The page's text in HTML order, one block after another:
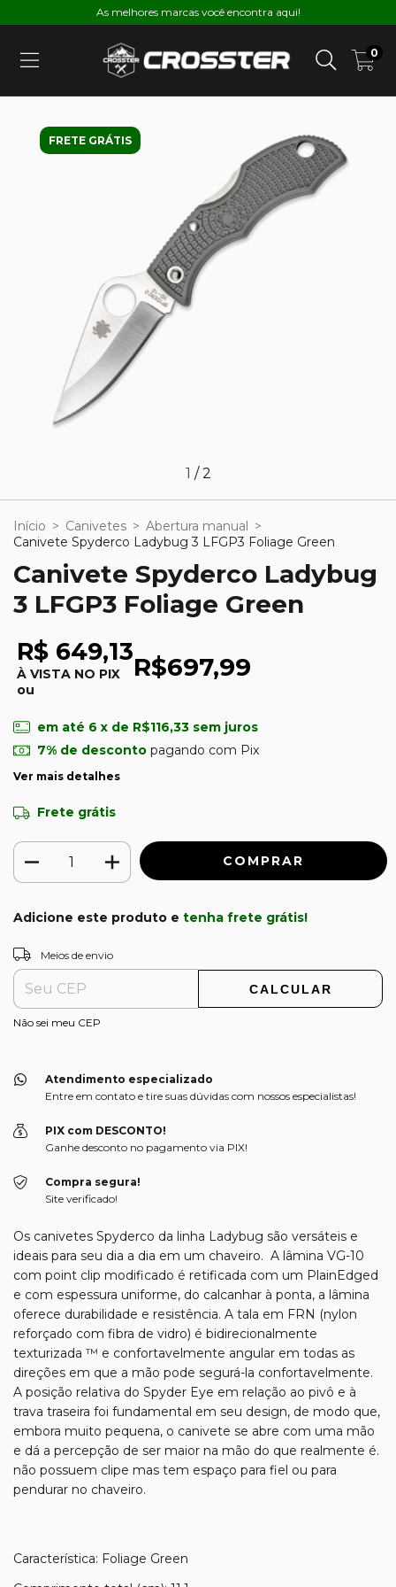
As melhores marcas você encontra aqui!
0
FRETE GRÁTIS
1 /2
Início > Canivetes > Abertura manual >
Canivete Spyderco Ladybug 3 LFGP3 Foliage Green
Canivete Spyderco Ladybug
3 LFGP3 Foliage Green
R$ 649,13
À VISTA NO PIX
ou
R$697,99
em até 6 x de R$116,33 sem juros
7% de descontopagando com Pix
Ver mais detalhes
Frete grátis
Adicione este produto e tenha frete grátis!
Entregas para o CEP:
Meios de envio
CALCULAR
Não sei meu CEP
Atendimento especializado
Entre em contato e tire suas dúvidas com nossos especialistas!
PIX com DESCONTO!
Ganhe desconto no pagamento via PIX!
Compra segura!
Site verificado!
Os canivetes Spyderco da linha Ladybug são versáteis e
ideais para seu dia a dia em um chaveiro. A lâmina VG-10
com point clip modificado é retificada com um PlainEdged
e com espessura uniforme, do calcanhar à ponta, a lâmina
oferece durabilidade e resistência. A tala em FRN (nylon
reforçado com fibra de vidro) é bidirecionalmente
texturizada ™ e confortavelmente angular em todas as
direções em que a mão pode segurá-la confortavelmente.
A posição relativa do Spyder Eye em relação ao pivô e à
trava traseira foi fundamental em seu design, de modo que,
embora muito pequena, o canivete se abre com uma mão
e dá a percepção de ser maior na mão do que realmente é.
não possuem clipe mas tem espaço para fiel ou para
pendurar no chaveiro.
Característica: Foliage Green